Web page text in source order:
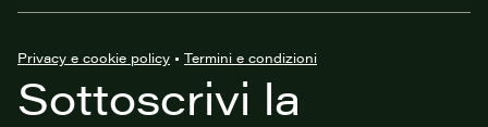
Privacy e cookie policy • Termini e condizioni
Sottoscrivi la